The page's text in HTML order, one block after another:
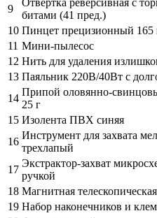
9
битами (41 пред.)
10 Пинцет прецизионный
11 Мини-пылесос
12 Нить для удаления
13 Паяльник 220В/40Вт c
14
Припой оловянно-
25 г
15 Изолента ПВХ синяя
16
Инструмент для захвата
трехлапый
17
Экстрактор-захват
ручкой
18 Магнитная
19 Набор наконечников и